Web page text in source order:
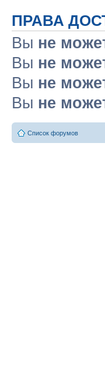
ПРАВА
Вы не
Вы не
Вы не
Вы не
Список форумов